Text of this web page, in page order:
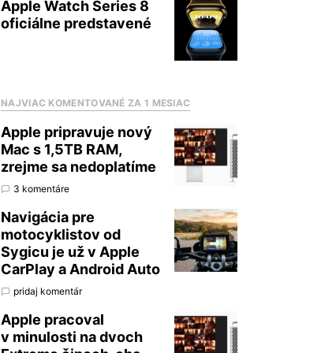
Apple Watch Series 8
oficiálne predstavené
NAJVIAC KOMENTOVANÉ ZA 1 MESIAC
Apple pripravuje nový
Mac s 1,5TB RAM,
zrejme sa nedoplatíme
3 komentáre
Navigácia pre
motocyklistov od
Sygicu je už v Apple
CarPlay a Android Auto
pridaj komentár
Apple pracoval
v minulosti na dvoch